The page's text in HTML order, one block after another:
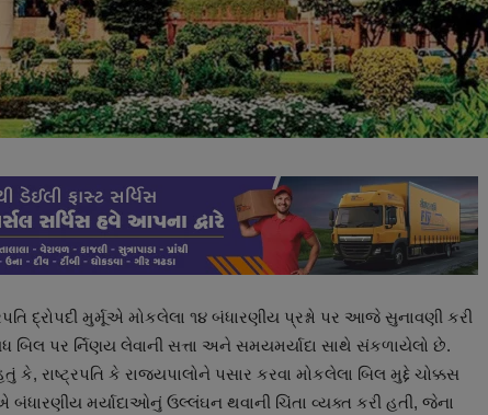
દ્રોપદી મુર્મૂએ મોકલેલા ૧૪ બંધારણીય પ્રશ્નો પર આજે સુનાવણી કરી
બિલ પર ર્નિણય લેવાની સત્તા અને સમયમર્યાદા સાથે સંકળાયેલો છે.
રાષ્ટ્રપતિ કે રાજ્યપાલોને પસાર કરવા મોકલેલા બિલ મુદ્દે ચોક્કસ
બંધારણીય મર્યાદાઓનું ઉલ્લંઘન થવાની ચિંતા વ્યક્ત કરી હતી, જેના